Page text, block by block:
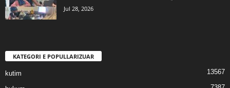
Jul 28, 2026
KATEGORI E POPULLARIZUAR
kutim 13567